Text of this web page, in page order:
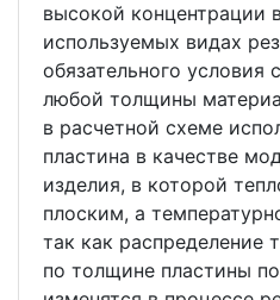
высокой концентрации
используемых видах
обязательного условия
любой толщины
в расчетной схеме
пластина в качестве
изделия, в которой
плоским, а
так как распределение
по толщине пластины